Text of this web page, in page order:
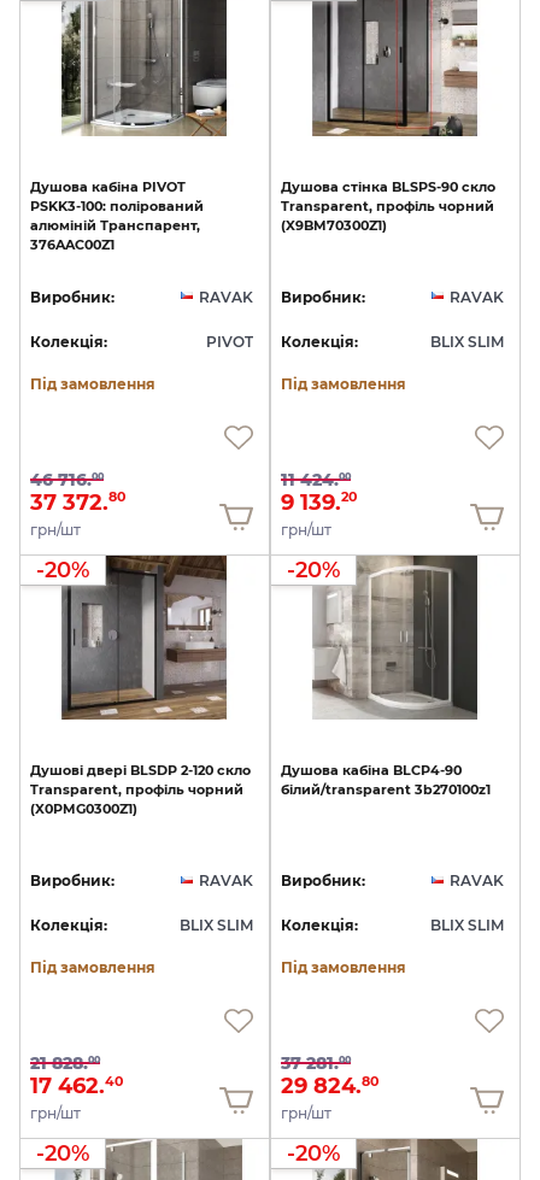
Душова кабіна PIVOT
PSKK3-100: полірований
алюміній Транспарент,
376AAC00Z1
Виробник: RAVAK
Колекція: PIVOT
Під замовлення
46 716.00
37 372.80
грн/шт
Душова стінка BLSPS-90 скло
Transparent, профіль чорний
(X9BM70300Z1)
Виробник: RAVAK
Колекція: BLIX SLIM
Під замовлення
11 424.00
9 139.20
грн/шт
-20%
Душові двері BLSDP 2-120 скло
Transparent, профіль чорний
(X0PMG0300Z1)
Виробник: RAVAK
Колекція: BLIX SLIM
Під замовлення
21 828.00
17 462.40
грн/шт
-20%
Душова кабіна BLCP4-90
білий/transparent 3b270100z1
Виробник: RAVAK
Колекція: BLIX SLIM
Під замовлення
37 281.00
29 824.80
грн/шт
-20% -20%